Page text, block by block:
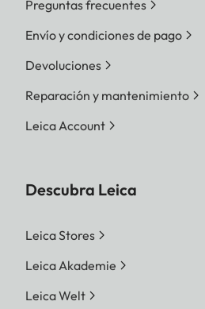
Preguntas frecuentes
Envío y condiciones de pago
Devoluciones
Reparación y mantenimiento
Leica Account
Descubra Leica
Leica Stores
Leica Akademie
Leica Welt